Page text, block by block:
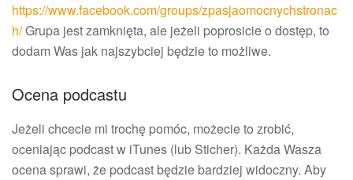
https://www.facebook.com/groups/zpasjaomocnychstronac
h/Grupa jest zamknięta, ale jeżeli poprosicie o dostęp, to
dodam Was jak najszybciej będzie to możliwe.
Ocena podcastu
Jeżeli chcecie mi trochę pomóc, możecie to zrobić,
oceniając podcast w iTunes (lub Sticher). Każda Wasza
ocena sprawi, że podcast będzie bardziej widoczny. Aby